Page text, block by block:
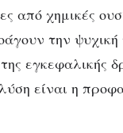
από χημικές
την
εγκεφαλικής
είναι η